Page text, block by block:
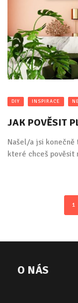
DIY INSPIRACE
JAK POVĚSIT
Našel/a jsi
které chceš pověsit
1
O NÁS